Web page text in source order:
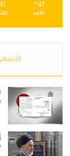
47
℃
الأحد
الأشهر